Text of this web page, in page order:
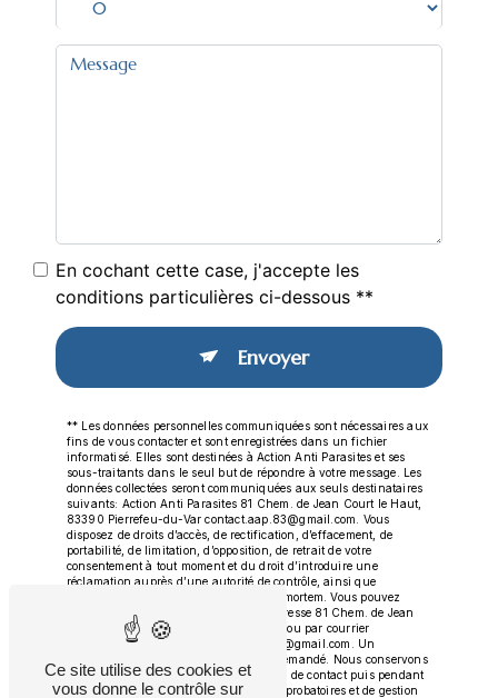
En cochant cette case, j'accepte les
conditions particulières ci-dessous **
Envoyer
** Les données personnelles communiquées sont nécessaires aux
fins de vous contacter et sont enregistrées dans un fichier
informatisé. Elles sont destinées à Action Anti Parasites et ses
sous-traitants dans le seul but de répondre à votre message. Les
données collectées seront communiquées aux seuls destinataires
suivants: Action Anti Parasites 81 Chem. de Jean Court le Haut,
83390 Pierrefeu-du-Var contact.aap.83@gmail.com. Vous
disposez de droits d’accès, de rectification, d’effacement, de
portabilité, de limitation, d’opposition, de retrait de votre
consentement à tout moment et du droit d’introduire une
réclamation auprès d’une autorité de contrôle, ainsi que
d’organiser le sort de vos données post-mortem. Vous pouvez
exercer ces droits par voie postale à l'adresse 81 Chem. de Jean
Court le Haut, 83390 Pierrefeu-du-Var ou par courrier
électronique à l'adresse contact.aap.83@gmail.com. Un
justificatif d'identité pourra vous être demandé. Nous conservons
vos données pendant la période de prise de contact puis pendant
la durée de prescription légale aux fins probatoires et de gestion
Ce site utilise des cookies et
vous donne le contrôle sur